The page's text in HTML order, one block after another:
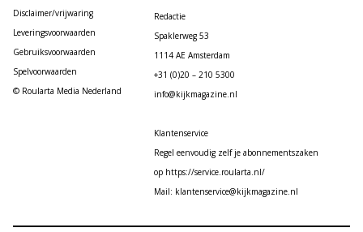
Disclaimer/vrijwaring
Leveringsvoorwaarden
Gebruiksvoorwaarden
Spelvoorwaarden
© Roularta Media Nederland
Redactie
Spaklerweg 53
1114 AE Amsterdam
+31 (0)20 – 210 5300
info@kijkmagazine.nl
Klantenservice
Regel eenvoudig zelf je abonnementszaken
op https://service.roularta.nl/
Mail: klantenservice@kijkmagazine.nl